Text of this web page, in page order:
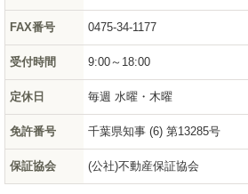
FAX番号 0475-34-1177
受付時間 9:00～18:00
定休日 毎週 水曜・木曜
免許番号 千葉県知事 (6) 第13285号
保証協会 (公社)不動産保証協会